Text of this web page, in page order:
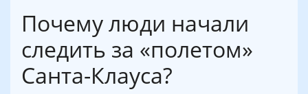
Почему люди начали
следить за «полетом»
Санта-Клауса?